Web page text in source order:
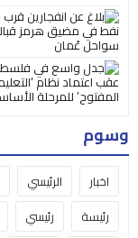
وسوم
اخبار الرئيسي
رئيسة
رئيسي